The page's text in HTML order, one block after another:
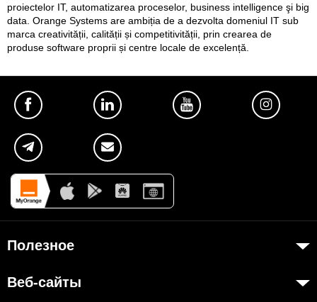
proiectelor IT, automatizarea proceselor, business intelligence şi big
data. Orange Systems are ambiția de a dezvolta domeniul IT sub
marca creativității, calității și competitivității, prin crearea de
produse software proprii și centre locale de excelență.
Полезное
Веб-сайты